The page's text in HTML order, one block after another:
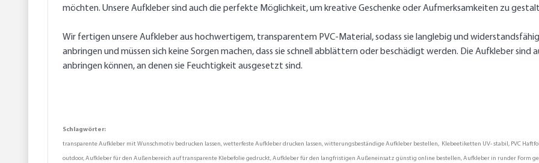
möchten. Unsere Aufkleber sind auch die perfekte Möglichkeit, um kreative Geschenke oder Aufmerksamkeiten zu
Wir fertigen unsere Aufkleber aus hochwertigem, transparentem PVC-Material, sodass sie langlebig und
anbringen und müssen sich keine Sorgen machen, dass sie schnell abblättern oder beschädigt werden. Die Aufkleber sind
anbringen können, an denen sie Feuchtigkeit ausgesetzt sind.
Schlagwörter:
transparente Aufkleber mit Wunschmotiv bedrucken lassen, wetterfeste Aufkleber drucken lassen, witterungsbeständige Aufkleber bestellen, Klebeetiketten UV- stabil, PVC
outdoor, Aufkleber für den Außenbereich auf transparente Klebefolie gedruckt, Aufkleber für den langfristigen Außeneinsatz günstig online bestellen, Aufkleber in runder Form